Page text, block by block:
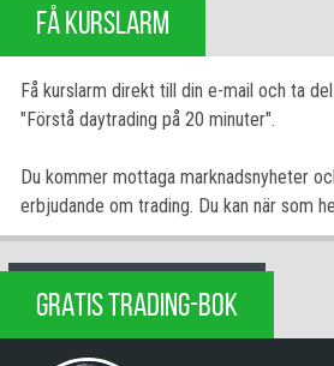
FÅ KURSLARM
Få kurslarm direkt till din e-mail och ta
"Förstå daytrading på 20 minuter".
Du kommer mottaga marknadsnyheter
erbjudande om trading. Du kan när som
GRATIS TRADING-BOK